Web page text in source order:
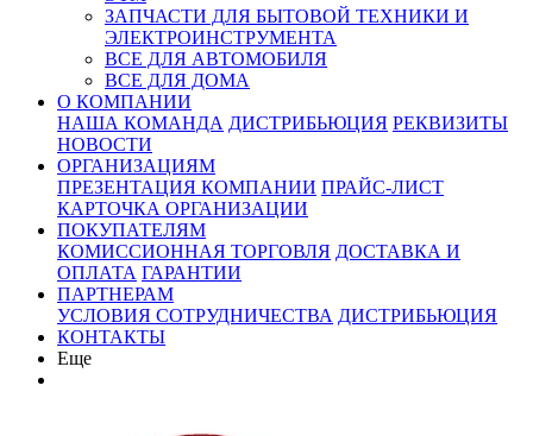
ЗАПЧАСТИ ДЛЯ БЫТОВОЙ ТЕХНИКИ И
ЭЛЕКТРОИНСТРУМЕНТА
ВСЕ ДЛЯ АВТОМОБИЛЯ
ВСЕ ДЛЯ ДОМА
О КОМПАНИИ
НАША КОМАНДА ДИСТРИБЬЮЦИЯ РЕКВИЗИТЫ
НОВОСТИ
ОРГАНИЗАЦИЯМ
ПРЕЗЕНТАЦИЯ КОМПАНИИ ПРАЙС-ЛИСТ
КАРТОЧКА ОРГАНИЗАЦИИ
ПОКУПАТЕЛЯМ
КОМИССИОННАЯ ТОРГОВЛЯ ДОСТАВКА И
ОПЛАТА ГАРАНТИИ
ПАРТНЕРАМ
УСЛОВИЯ СОТРУДНИЧЕСТВА ДИСТРИБЬЮЦИЯ
КОНТАКТЫ
Еще